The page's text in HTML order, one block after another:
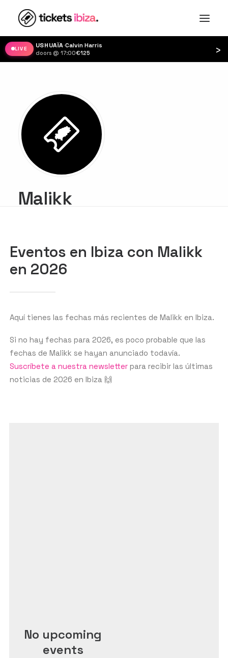
GET THE APP
LIVE USHUAÏA·Calvin Harris
doors @ 17:00·€125 ›
Malikk
Eventos en Ibiza con Malikk
en 2026
Aquí tienes las fechas más recientes de Malikk en Ibiza.
Si no hay fechas para 2026, es poco probable que las
fechas de Malikk se hayan anunciado todavía.
Suscríbete a nuestra newsletter para recibir las últimas
noticias de 2026 en Ibiza 🙌
No upcoming
events